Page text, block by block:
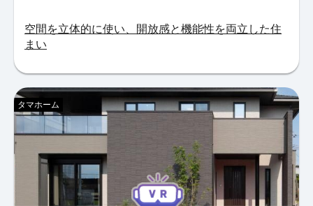
空間を立体的に使い、開放感と機能性を両立した住
まい
タマホーム